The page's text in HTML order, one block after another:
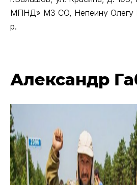
МПНД» МЗ СО, Непеину Олегу
р.
Александр